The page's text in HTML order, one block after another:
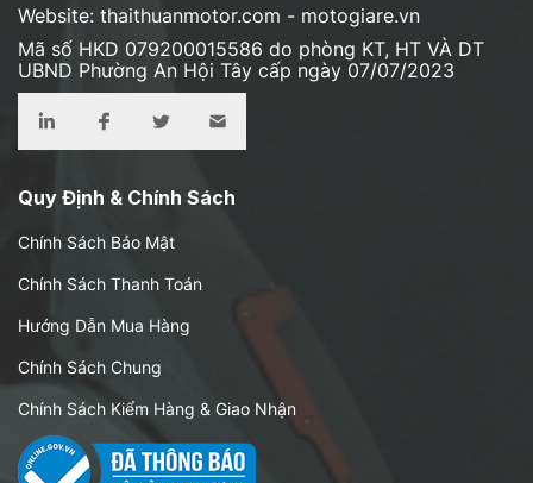
Website: thaithuanmotor.com - motogiare.vn
Mã số HKD 079200015586 do phòng KT, HT VÀ DT
UBND Phường An Hội Tây cấp ngày 07/07/2023
Quy Định & Chính Sách
Chính Sách Bảo Mật
Chính Sách Thanh Toán
Hướng Dẫn Mua Hàng
Chính Sách Chung
Chính Sách Kiểm Hàng & Giao Nhận